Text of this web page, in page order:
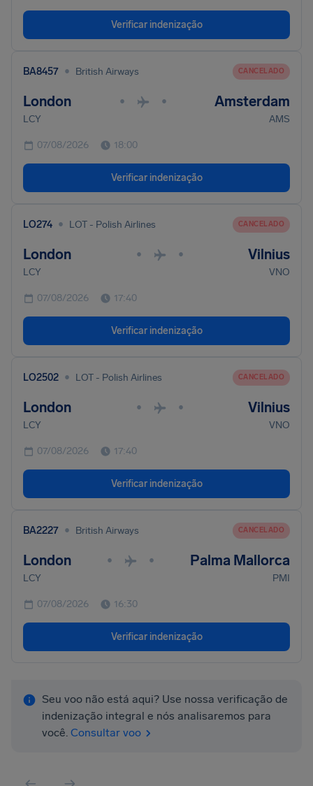
Verificar indenização
BA8457 • British Airways CANCELADO
London • • Amsterdam
LCY AMS
07/08/2026 18:00
Verificar indenização
LO274 • LOT - Polish Airlines CANCELADO
London • • Vilnius
LCY VNO
07/08/2026 17:40
Verificar indenização
LO2502 • LOT - Polish Airlines CANCELADO
London • • Vilnius
LCY VNO
07/08/2026 17:40
Verificar indenização
BA2227 • British Airways CANCELADO
London • • Palma Mallorca
LCY PMI
07/08/2026 16:30
Verificar indenização
Seu voo não está aqui? Use nossa verificação de
indenização integral e nós analisaremos para
você. Consultar voo